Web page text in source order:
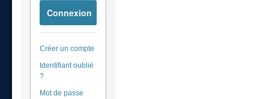
Connexion
Créer un compte
Identifiant oublié
?
Mot de passe